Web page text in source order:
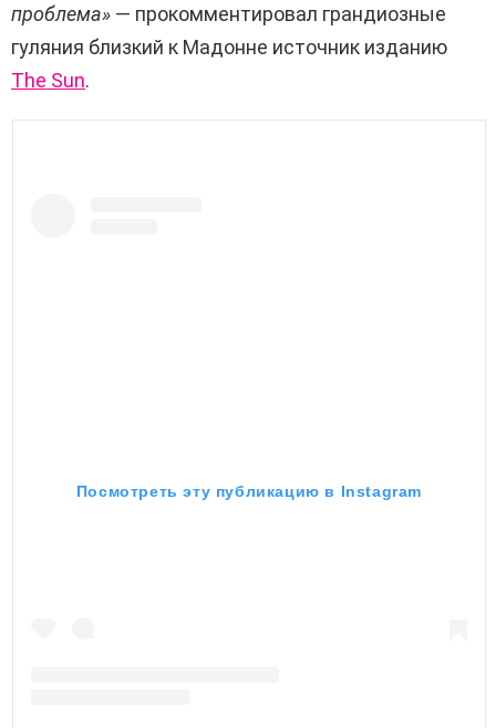
проблема» — прокомментировал грандиозные
гуляния близкий к Мадонне источник изданию
The Sun.
Посмотреть эту публикацию в Instagram